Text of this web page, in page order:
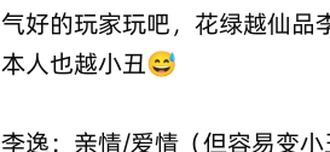
气好的玩家玩吧，花绿越仙品
本人也越小丑😅
李逸：亲情/爱情（但容易变小